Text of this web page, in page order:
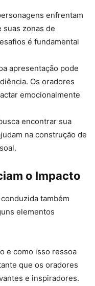
enfrentam
suas zonas de
é fundamental
apresentação pode
Os oradores
emocionalmente
encontrar sua
na construção de
o Impacto
também
elementos
e como isso ressoa
que os oradores
e inspiradores.